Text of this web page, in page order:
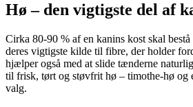
Hø – den vigtigste del af
Cirka 80-90 % af en kanins kost skal
deres vigtigste kilde til fibre, der holder
hjælper også med at slide tænderne
til frisk, tørt og støvfrit hø – timothe-hø og
valg.